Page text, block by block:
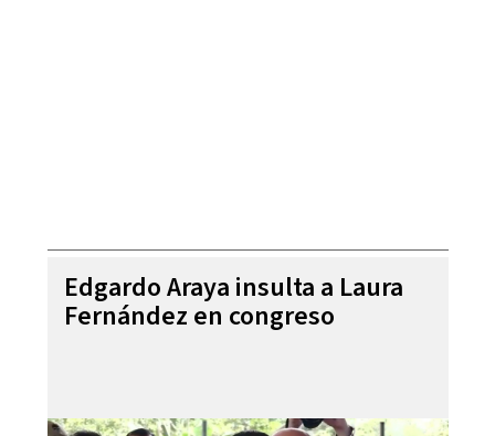
Edgardo Araya insulta a Laura
Fernández en congreso